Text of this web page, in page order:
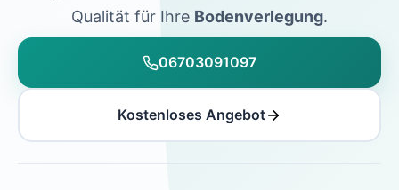
Qualität für Ihre Bodenverlegung.
06703091097
Kostenloses Angebot